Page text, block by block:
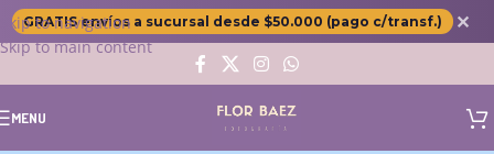
Skip to navigation
Skip to main content
GRATIS envíos a sucursal desde $50.000 (pago c/transf.) ✕
MENU